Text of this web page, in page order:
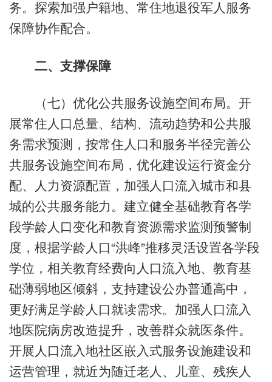
务。探索加强户籍地、常住地退役军人服务
保障协作配合。
二、支撑保障
（七）优化公共服务设施空间布局。开
展常住人口总量、结构、流动趋势和公共服
务需求预测，按常住人口和服务半径完善公
共服务设施空间布局，优化建设运行资金分
配、人力资源配置，加强人口流入城市和县
城的公共服务能力。建立健全基础教育各学
段学龄人口变化和教育资源需求监测预警制
度，根据学龄人口“洪峰”推移灵活设置各学段
学位，相关教育经费向人口流入地、教育基
础薄弱地区倾斜，支持建设公办普通高中，
更好满足学龄人口就读需求。加强人口流入
地医院病房改造提升，改善群众就医条件。
开展人口流入地社区嵌入式服务设施建设和
运营管理，就近为随迁老人、儿童、残疾人